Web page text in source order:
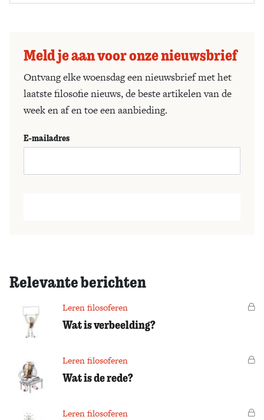
Meld je aan voor onze nieuwsbrief
Ontvang elke woensdag een nieuwsbrief met het
laatste filosofie nieuws, de beste artikelen van de
week en af en toe een aanbieding.
E-mailadres
Relevante berichten
Leren filosoferen
Wat is verbeelding?
Leren filosoferen
Wat is de rede?
Leren filosoferen